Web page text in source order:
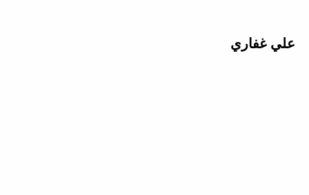
علي غفاري